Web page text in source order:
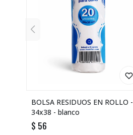
BOLSA RESIDUOS EN ROLLO -
34x38 - blanco
$ 56